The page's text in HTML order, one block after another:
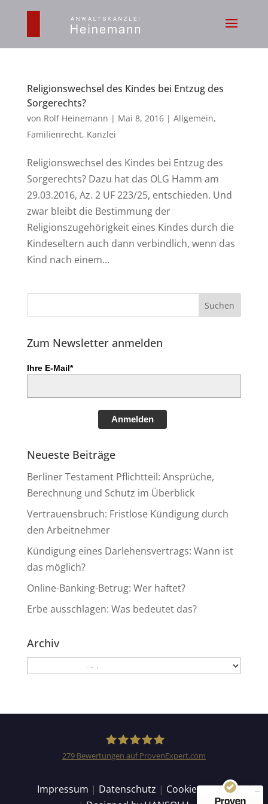
Religionswechsel des Kindes bei Entzug des
Sorgerechts?
von Rolf Heinemann | Mai 8, 2016| Allgemein,
Familienrecht, Kanzlei
Religionswechsel des Kindes bei Entzug des
Sorgerechts? Dazu hat das OLG Hamm am
29.03.2016, Az. 2 UF 223/25, entschieden. Und
zwar bleibt die Bestimmung der
Religionszugehörigkeit eines Kindes durch die
Kindeseltern auch dann verbindlich, wenn das
Kind nach einem...
Zum Newsletter anmelden
Ihre E-Mail*
Anmelden
Neueste Beiträge
Berliner Testament Pflichtteil: Ansprüche,
Berechnung und Schutz im Überblick
Vertrauensbruch: Fristlose Kündigung durch
den Arbeitnehmer
Kündigung eines Darlehensvertrags: Wann ist
das möglich?
Online-Banking-Betrug: Wer haftet?
Erbe ausschlagen: Was bedeutet das?
Archiv
279Bewertungen auf ProvenExpert.com
Impressum | Datenschutz | Cookie Details
Anwaltskanzlei Heinemann & Rummel GbR
Empfehlungen auf
SEHR GUT
155
124